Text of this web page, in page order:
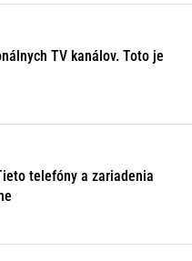
TV kanálov. Toto je
telefóny a zariadenia